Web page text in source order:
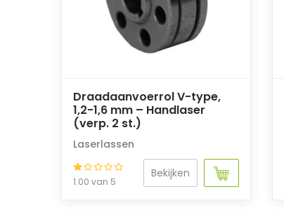
Draadaanvoerrol V-type,
1,2-1,6 mm – Handlaser
(verp. 2 st.)
Laserlassen
1.00 van 5
Bekijken